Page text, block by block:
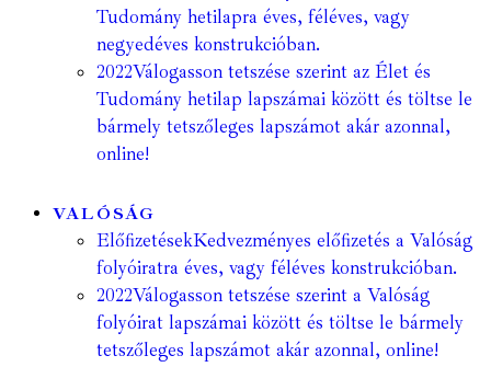
Tudomány hetilapra éves, féléves, vagy
negyedéves konstrukcióban.
2022Válogasson tetszése szerint az Élet és
Tudomány hetilap lapszámai között és töltse le
bármely tetszőleges lapszámot akár azonnal,
online!
VALÓSÁG
ElőfizetésekKedvezményes előfizetés a Valóság
folyóiratra éves, vagy féléves konstrukcióban.
2022Válogasson tetszése szerint a Valóság
folyóirat lapszámai között és töltse le bármely
tetszőleges lapszámot akár azonnal, online!